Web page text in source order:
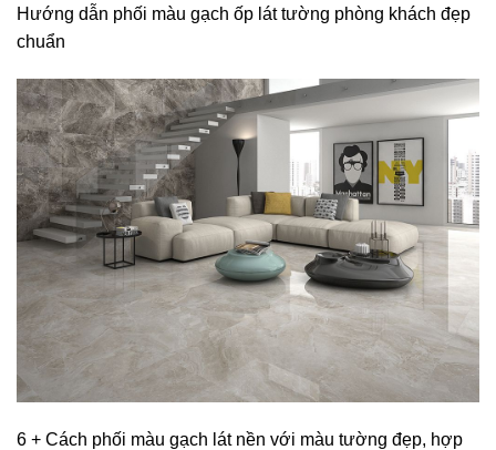
Hướng dẫn phối màu gạch ốp lát tường phòng khách đẹp
chuẩn
6 + Cách phối màu gạch lát nền với màu tường đẹp, hợp